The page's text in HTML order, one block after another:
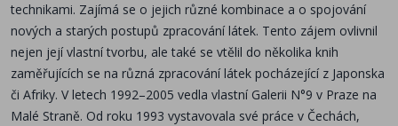
technikami. Zajímá se o jejich různé kombinace a o spojování
nových a starých postupů zpracování látek. Tento zájem ovlivnil
nejen její vlastní tvorbu, ale také se vtělil do několika knih
zaměřujících se na různá zpracování látek pocházející z Japonska
či Afriky. V letech 1992–2005 vedla vlastní Galerii N°9 v Praze na
Malé Straně. Od roku 1993 vystavovala své práce v Čechách,